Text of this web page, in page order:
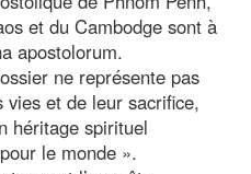
et du Cambodge sont à
apostolorum.
ne représente pas
vies et de leur sacrifice,
héritage spirituel
le monde ».